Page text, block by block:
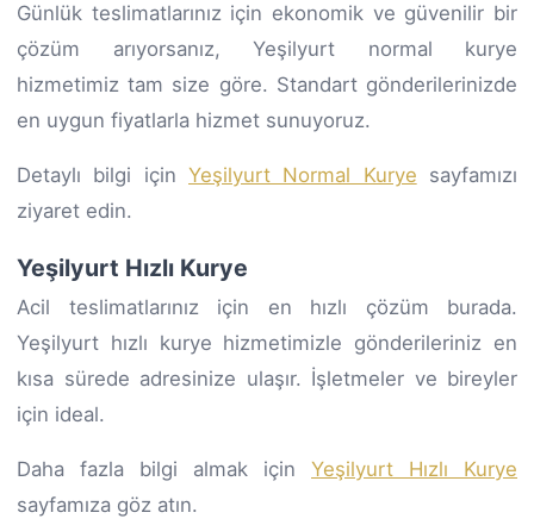
Günlük teslimatlarınız için ekonomik ve güvenilir bir
çözüm arıyorsanız, Yeşilyurt normal kurye
hizmetimiz tam size göre. Standart gönderilerinizde
en uygun fiyatlarla hizmet sunuyoruz.
Detaylı bilgi için Yeşilyurt Normal Kurye sayfamızı
ziyaret edin.
Yeşilyurt Hızlı Kurye
Acil teslimatlarınız için en hızlı çözüm burada.
Yeşilyurt hızlı kurye hizmetimizle gönderileriniz en
kısa sürede adresinize ulaşır. İşletmeler ve bireyler
için ideal.
Daha fazla bilgi almak için Yeşilyurt Hızlı Kurye
sayfamıza göz atın.